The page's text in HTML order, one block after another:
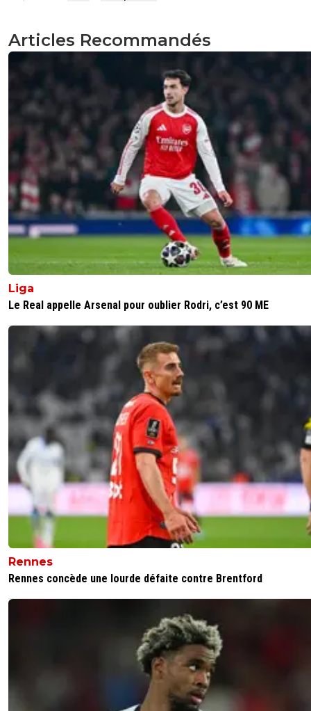
Articles Recommandés
Liga
Le Real appelle Arsenal pour oublier Rodri, c’est 90 ME
Rennes
Rennes concède une lourde défaite contre Brentford